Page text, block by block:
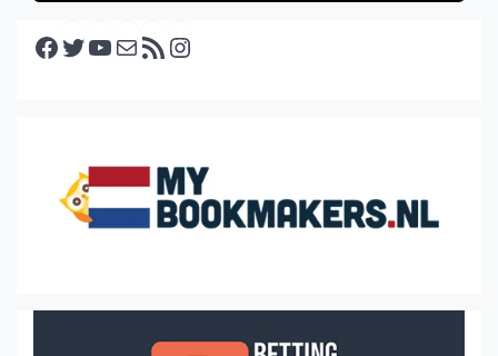
Facebook Twitter YouTube E-mail RSS feed